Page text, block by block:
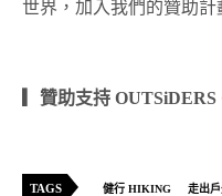
世界，加入我們的贊助計
▎贊助支持
TAGS 健行 HIKING 走出